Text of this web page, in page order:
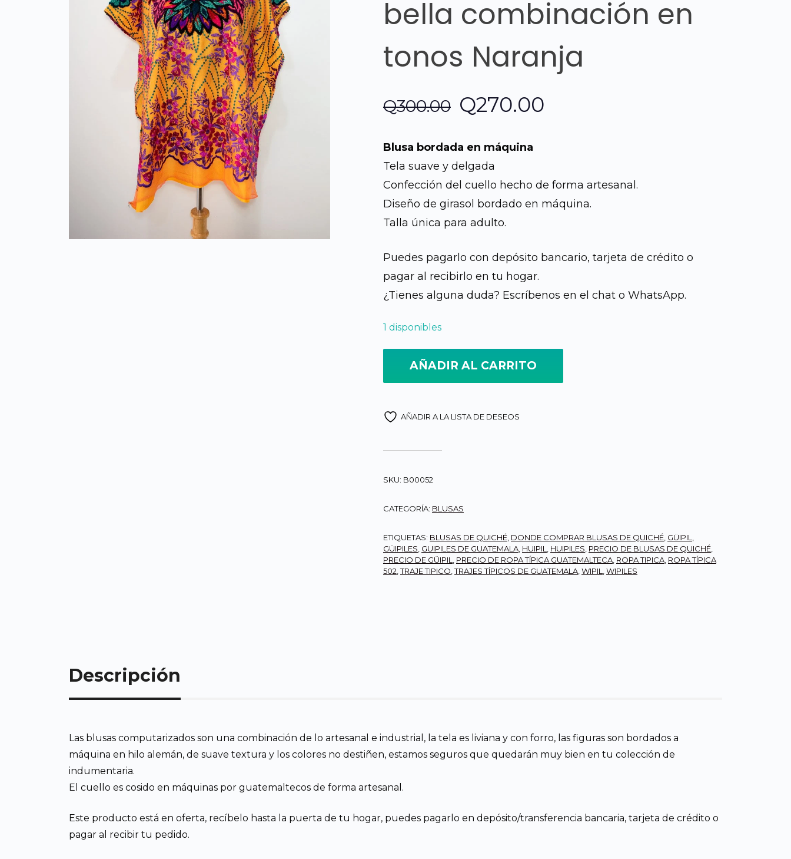
bella combinación en
tonos Naranja
Q300.00 El
original
era:
Q300.00.
Q270.00
es:
Blusa bordada en máquina
Tela suave y delgada
Confección del cuello hecho de forma artesanal.
Diseño de girasol bordado en máquina.
Talla única para adulto.
Puedes pagarlo con depósito bancario, tarjeta de crédito o
pagar al recibirlo en tu hogar.
¿Tienes alguna duda? Escríbenos en el chat o WhatsApp.
1 disponibles
AÑADIR AL CARRITO
AÑADIR A LA LISTA DE DESEOS
SKU: B00052
CATEGORÍA: BLUSAS
ETIQUETAS: BLUSAS DE QUICHÉ DONDE COMPRAR BLUSAS DE QUICHÉ GÜIPIL
GÜIPILES GUIPILES DE GUATEMALA HUIPIL HUIPILES PRECIO DE BLUSAS DE QUICHÉ
PRECIO DE GÜIPIL
PRECIO DE ROPA TÍPICA GUATEMALTECA ROPA TIPICA ROPA TÍPICA
502 ,TRAJE TIPICO ,TRAJES TÍPICOS DE GUATEMALA WIPIL WIPILES
Descripción
Las blusas computarizados son una combinación de lo artesanal e industrial, la tela es liviana y con forro, las figuras son bordados a
máquina en hilo alemán, de suave textura y los colores no destiñen, estamos seguros que quedarán muy bien en tu colección de
indumentaria.
El cuello es cosido en máquinas por guatemaltecos de forma artesanal.
Este producto está en oferta, recíbelo hasta la puerta de tu hogar, puedes pagarlo en depósito/transferencia bancaria, tarjeta de crédito o
pagar al recibir tu pedido.